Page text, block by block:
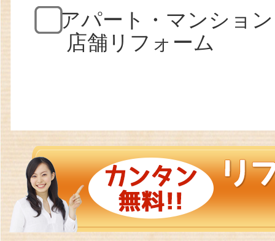
アパート・マンション
店舗リフォーム